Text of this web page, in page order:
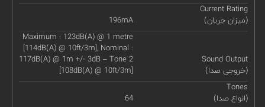
Current Rating
(میزان جریان)
196mA
Sound Output
(خروجی صدا)
Maximum : 123dB(A) @ 1 metre
[114dB(A) @ 10ft/3m], Nominal :
117dB(A) @ 1m +/- 3dB – Tone 2
[108dB(A) @ 10ft/3m]
Tones
(انواع صدا)
64